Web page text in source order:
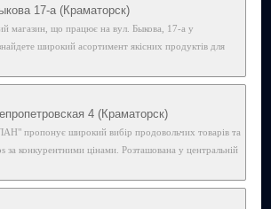
17-а (Краматорск)
магазин, що працює на вул. Быкова, 17-а у
широкий асортимент якісних продуктів для
4 (Краматорск)
пропонує широкий вибір продовольчих товарів та
за конкурентними цінами. Розташована у центральній